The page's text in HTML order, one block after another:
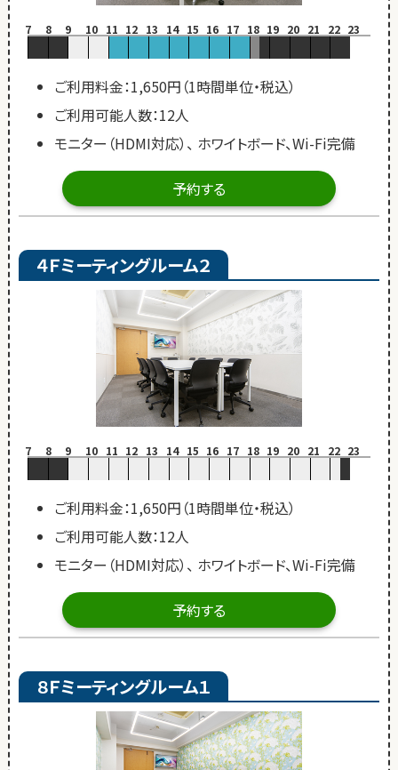
7 8 9 10 11 12 13 14 15 16 17 18 19 20 21 22 23
ご利用料金：1,650円（1時間単位・税込）
ご利用可能人数：12人
モニター（HDMI対応）、 ホワイトボード、Wi-Fi完備
予約する
４Ｆミーティングルーム２
7 8 9 10 11 12 13 14 15 16 17 18 19 20 21 22 23
ご利用料金：1,650円（1時間単位・税込）
ご利用可能人数：12人
モニター（HDMI対応）、 ホワイトボード、Wi-Fi完備
予約する
８Ｆミーティングルーム１